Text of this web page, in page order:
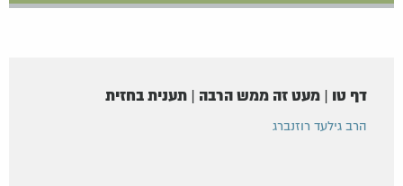
דף טו | מעט זה ממש הרבה | תענית בחזית
הרב גילעד רוזנברג